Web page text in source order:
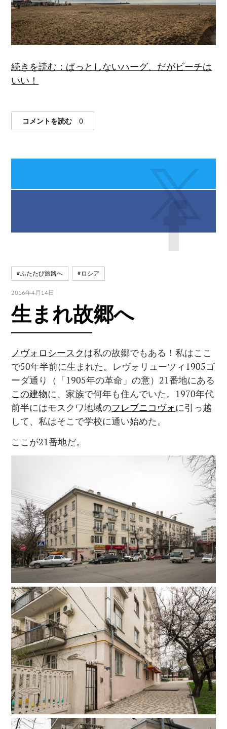
続きを読む：ぱっとしないハーグ、だがビーチは
いい！
コメントを読む 0
#ふたたび旅路へ #ロシア
2016年4月14日
生まれ故郷へ
ノヴォロシースクは私の故郷でもある！私はここ
で50年半前に生まれた。レヴォリューツィ1905ゴ
ーダ通り（「1905年の革命」の意）21番地にある
この建物に、家族で何年も住んでいた。1970年代
前半にはモスクワ地域のフレブニコヴォに引っ越
して、私はそこで学校に通い始めた。
ここが21番地だ。